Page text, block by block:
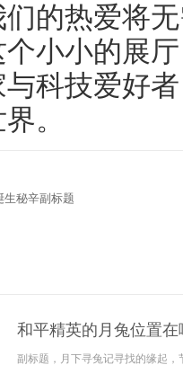
的热爱将
小小的展
科技爱好
。
生秘辛副标题
和平精英的月兔位置
副标题，月下寻兔记寻找的缘起